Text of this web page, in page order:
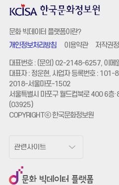
문화 빅데이터 플랫폼이란?
개인정보처리방침
이용약관 저작권
대표번호 : (문의) 02-2148-6257, 이메
대표자 : 정운현, 사업자 등록번호 :
2018-서울마포-1502
서울특별시 마포구 월드컵북로 400 6층
(03925)
COPYRIGHTⓒ 한국문화정보원